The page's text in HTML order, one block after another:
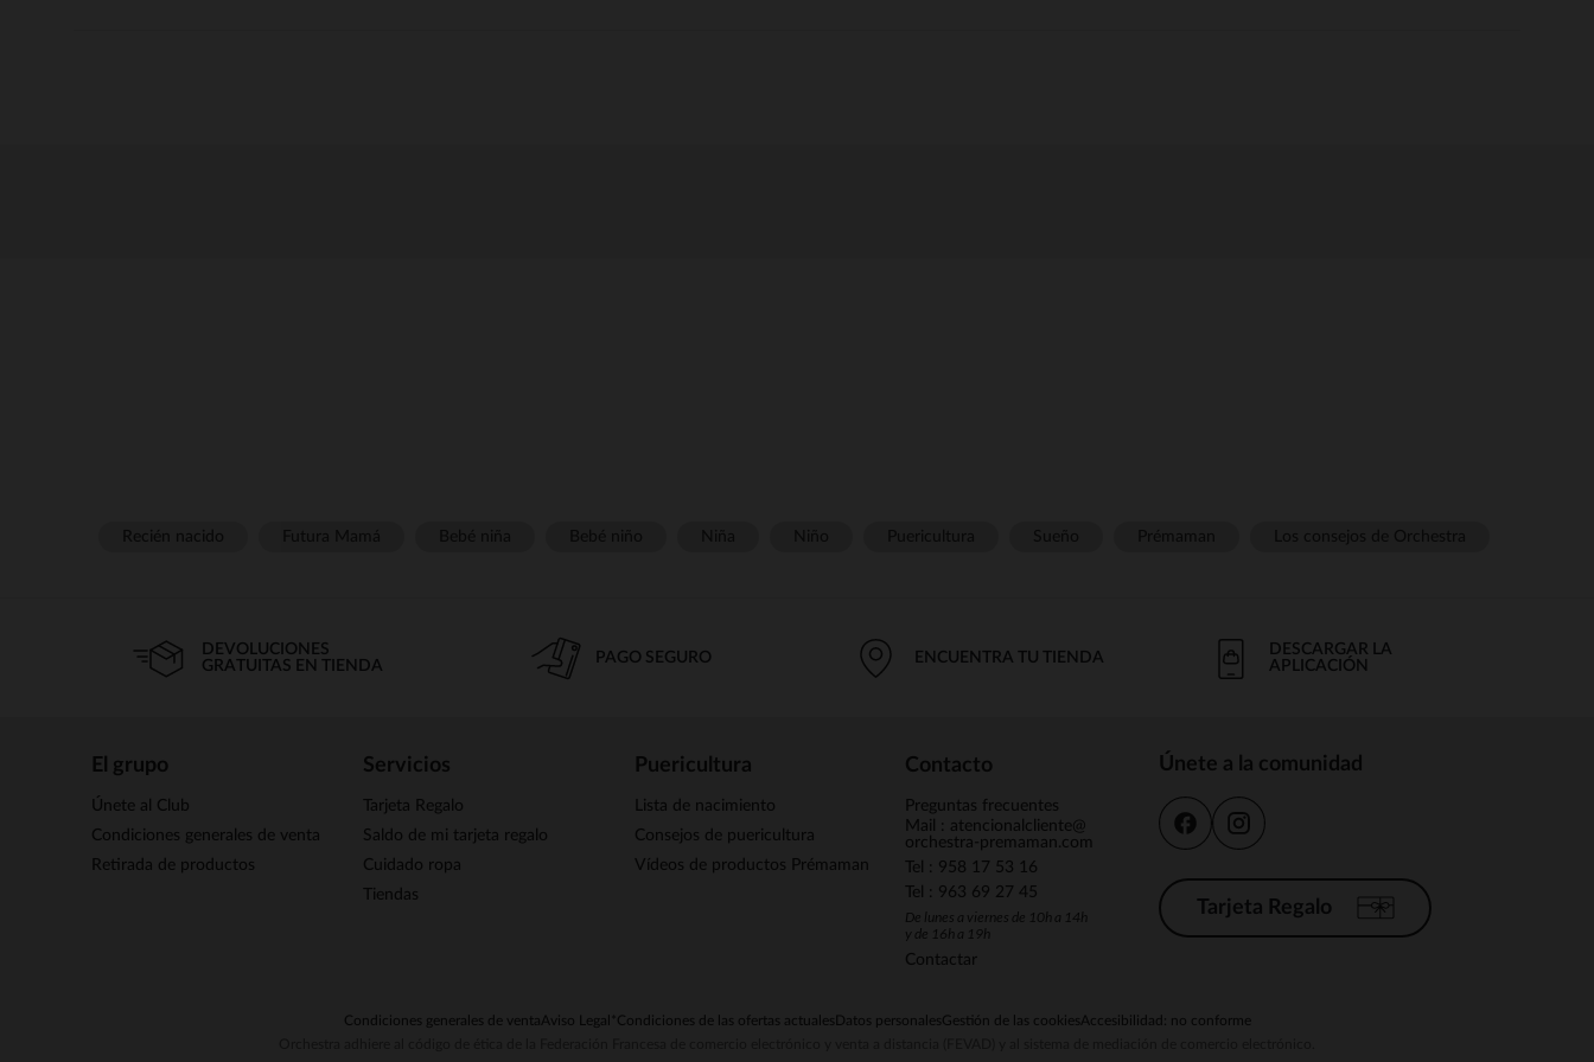
DEVOLUCIONES
GRATUITAS EN TIENDA
PAGO SEGURO ENCUENTRA TU TIENDA
DESCARGAR LA
APLICACIÓN
El grupo
Únete al Club
Condiciones generales de venta
Retirada de productos
Servicios
Tarjeta Regalo
Saldo de mi tarjeta regalo
Cuidado ropa
Tiendas
Puericultura
Lista de nacimiento
Consejos de puericultura
Vídeos de productos Prémaman
Contacto
Preguntas frecuentes
Mail : atencionalcliente@
orchestra-premaman.com
Tel : 958 17 53 16
Tel : 963 69 27 45
De lunes a viernes de 10h a 14h
y de 16h a 19h
Contactar
Únete a la comunidad
Tarjeta Regalo
Condiciones generales de ventaAviso Legal *Condiciones de las ofertas actuales Datos personalesGestión de las cookiesAccesibilidad: no conforme